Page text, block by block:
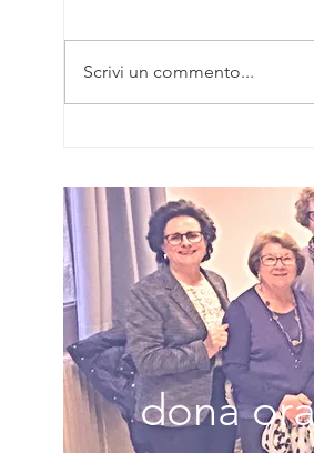
milioni per
digitale e
Scrivi un commento...
dona